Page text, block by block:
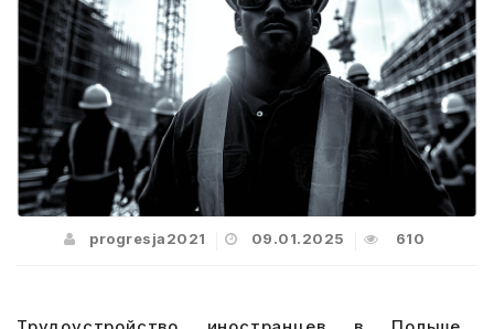
progresja2021 09.01.2025 610